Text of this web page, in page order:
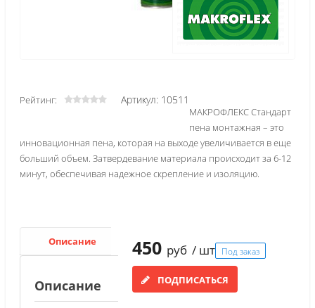
Рейтинг: Артикул: 10511
МАКРОФЛЕКС Стандарт
пена монтажная – это
инновационная пена, которая на выходе увеличивается в еще
больший объем. Затвердевание материала происходит за 6-12
минут, обеспечивая надежное скрепление и изоляцию.
450 руб / шт Под заказ
ПОДПИСАТЬСЯ
Описание Характеристики
Описание